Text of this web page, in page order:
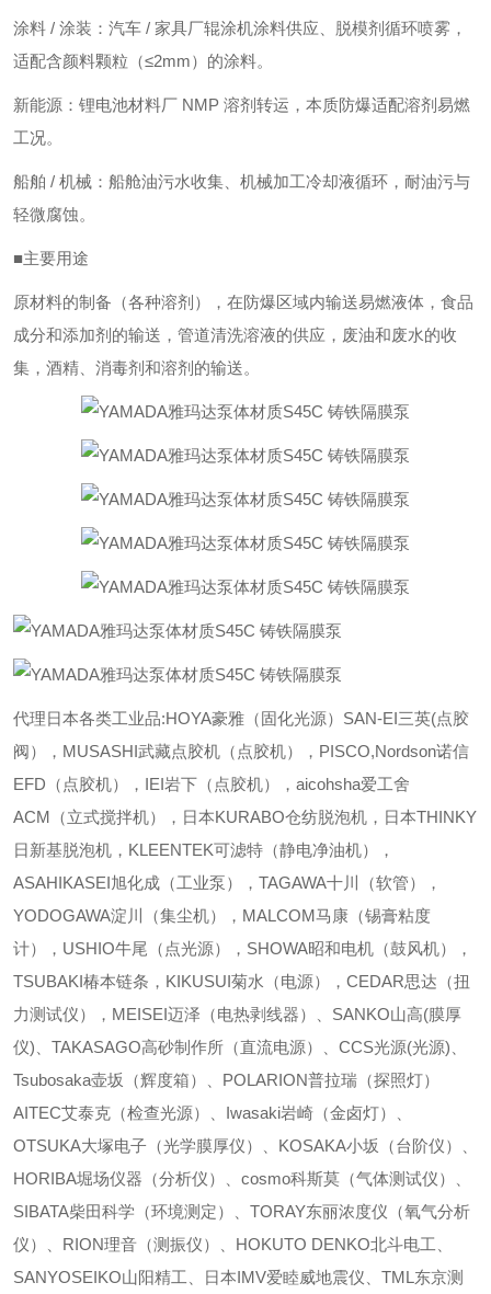
涂料 / 涂装：汽车 / 家具厂辊涂机涂料供应、脱模剂循环喷雾，
适配含颜料颗粒（≤2mm）的涂料。
新能源：锂电池材料厂 NMP 溶剂转运，本质防爆适配溶剂易燃
工况。
船舶 / 机械：船舱油污水收集、机械加工冷却液循环，耐油污与
轻微腐蚀。
■主要用途
原材料的制备（各种溶剂），在防爆区域内输送易燃液体，食品
成分和添加剂的输送，管道清洗溶液的供应，废油和废水的收
集，酒精、消毒剂和溶剂的输送。
代理日本各类工业品:HOYA豪雅（固化光源）SAN-EI三英(点胶
阀），MUSASHI武藏点胶机（点胶机），PISCO,Nordson诺信
EFD（点胶机），IEI岩下（点胶机），aicohsha爱工舍
ACM（立式搅拌机），日本KURABO仓纺脱泡机，日本THINKY
日新基脱泡机，KLEENTEK可滤特（静电净油机），
ASAHIKASEI旭化成（工业泵），TAGAWA十川（软管），
YODOGAWA淀川（集尘机），MALCOM马康（锡膏粘度
计），USHIO牛尾（点光源），SHOWA昭和电机（鼓风机），
TSUBAKI椿本链条，KIKUSUI菊水（电源），CEDAR思达（扭
力测试仪），MEISEI迈泽（电热剥线器）、SANKO山高(膜厚
仪)、TAKASAGO高砂制作所（直流电源）、CCS光源(光源)、
Tsubosaka壶坂（辉度箱）、POLARION普拉瑞（探照灯）
AITEC艾泰克（检查光源）、Iwasaki岩崎（金卤灯）、
OTSUKA大塚电子（光学膜厚仪）、KOSAKA小坂（台阶仪）、
HORIBA堀场仪器（分析仪）、cosmo科斯莫（气体测试仪）、
SIBATA柴田科学（环境测定）、TORAY东丽浓度仪（氧气分析
仪）、RION理音（测振仪）、HOKUTO DENKO北斗电工、
SANYOSEIKO山阳精工、日本IMV爱睦威地震仪、TML东京测